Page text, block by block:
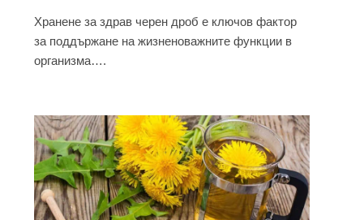
Хранене за здрав черен дроб е ключов фактор
за поддържане на жизненоважните функции в
организма….